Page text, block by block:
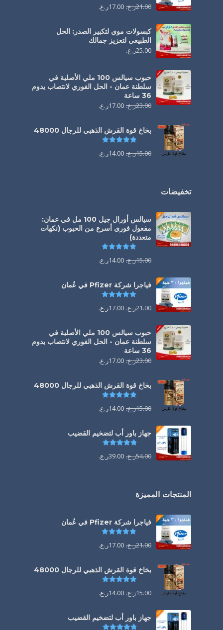
21.00ر.ع. 17.00ر.ع.
كبسولات موي لتكبير الصدر: الحل
الطبيعي لتعزيز جمالك
25.00ر.ع.
حبوب سيالس 100 ملي الأصلية في
سلطنة عمان - الحل الفوري لانتصاب يدوم
36 ساعة
23.00ر.ع. 17.00ر.ع.
بخاخ قوة القرش الذهبي للرجال 48000
تم التقييم
15.00ر.ع. 14.00ر.ع.
تخفيضات
سيالس أورال جيل 100 مل في عمان:
مفعول فوري أسرع من الحبوب (نكهات
متعددة)
15.00ر.ع. 14.00ر.ع.
فياجرا شركة Pfizer في عُمان
21.00ر.ع. 17.00ر.ع.
حبوب سيالس 100 ملي الأصلية في
سلطنة عمان - الحل الفوري لانتصاب يدوم
36 ساعة
23.00ر.ع. 17.00ر.ع.
بخاخ قوة القرش الذهبي للرجال 48000
تم التقييم
15.00ر.ع. 14.00ر.ع.
جهاز باور أب لتضخيم القضيب
تم التقييم
54.00ر.ع. 39.00ر.ع.
المنتجات المميزة
فياجرا شركة Pfizer في عُمان
21.00ر.ع. 17.00ر.ع.
بخاخ قوة القرش الذهبي للرجال 48000
تم التقييم
15.00ر.ع. 14.00ر.ع.
جهاز باور أب لتضخيم القضيب
تم التقييم